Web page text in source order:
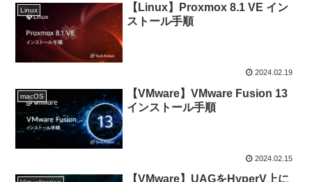
Linux
【Linux】Proxmox 8.1 VE イン
ストール手順
2024.02.19
macOS
【VMware】VMware Fusion 13
インストール手順
2024.02.15
【VMware】UAGをHyperV上に